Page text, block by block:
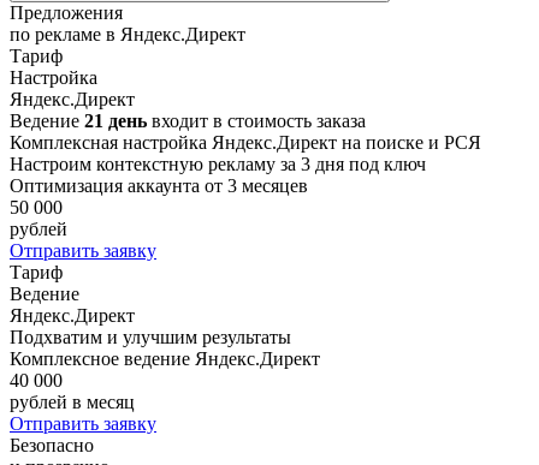
Предложения
по рекламе в Яндекс.Директ
Тариф
Настройка
Яндекс.Директ
Ведение 21 день входит в стоимость заказа
Комплексная настройка Яндекс.Директ на поиске и РСЯ
Настроим контекстную рекламу за 3 дня под ключ
Оптимизация аккаунта от 3 месяцев
50 000
рублей
Отправить заявку
Тариф
Ведение
Яндекс.Директ
Подхватим и улучшим результаты
Комплексное ведение Яндекс.Директ
40 000
рублей в месяц
Отправить заявку
Безопасно